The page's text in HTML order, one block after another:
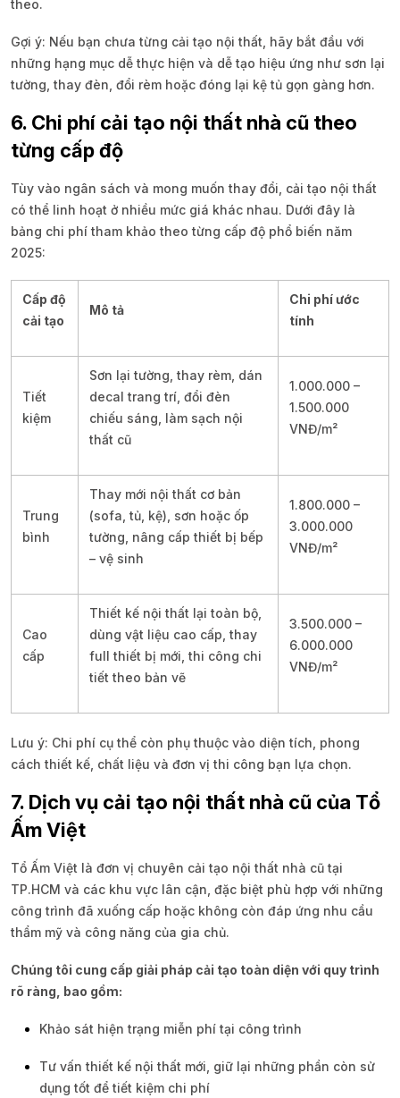
theo.
Gợi ý: Nếu bạn chưa từng cải tạo nội thất, hãy bắt đầu với
những hạng mục dễ thực hiện và dễ tạo hiệu ứng như sơn lại
tường, thay đèn, đổi rèm hoặc đóng lại kệ tủ gọn gàng hơn.
6. Chi phí cải tạo nội thất nhà cũ theo
từng cấp độ
Tùy vào ngân sách và mong muốn thay đổi, cải tạo nội thất
có thể linh hoạt ở nhiều mức giá khác nhau. Dưới đây là
bảng chi phí tham khảo theo từng cấp độ phổ biến năm
2025:
Cấp độ
cải tạo
Mô tả
Chi phí ước
tính
Tiết
kiệm
Sơn lại tường, thay rèm, dán
decal trang trí, đổi đèn
chiếu sáng, làm sạch nội
thất cũ
1.000.000 –
1.500.000
VNĐ/m²
Trung
bình
Thay mới nội thất cơ bản
(sofa, tủ, kệ), sơn hoặc ốp
tường, nâng cấp thiết bị bếp
– vệ sinh
1.800.000 –
3.000.000
VNĐ/m²
Cao
cấp
Thiết kế nội thất lại toàn bộ,
dùng vật liệu cao cấp, thay
full thiết bị mới, thi công chi
tiết theo bản vẽ
3.500.000 –
6.000.000
VNĐ/m²
Lưu ý: Chi phí cụ thể còn phụ thuộc vào diện tích, phong
cách thiết kế, chất liệu và đơn vị thi công bạn lựa chọn.
7. Dịch vụ cải tạo nội thất nhà cũ của Tổ
Ấm Việt
Tổ Ấm Việt là đơn vị chuyên cải tạo nội thất nhà cũ tại
TP.HCM và các khu vực lân cận, đặc biệt phù hợp với những
công trình đã xuống cấp hoặc không còn đáp ứng nhu cầu
thẩm mỹ và công năng của gia chủ.
Chúng tôi cung cấp giải pháp cải tạo toàn diện với quy trình
rõ ràng, bao gồm:
Khảo sát hiện trạng miễn phí tại công trình
Tư vấn thiết kế nội thất mới, giữ lại những phần còn sử
dụng tốt để tiết kiệm chi phí